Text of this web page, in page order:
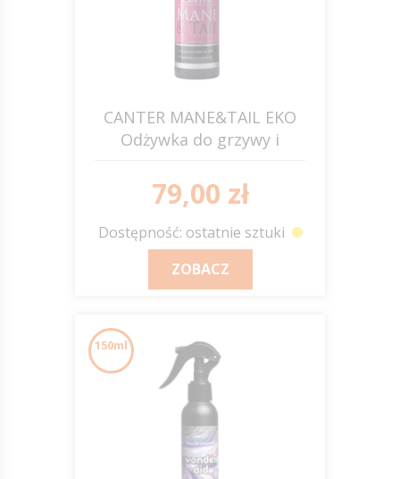
CANTER MANE&TAIL EKO
Odżywka do grzywy i
79,00 zł
Dostępność: ostatnie sztuki
ZOBACZ
150ml